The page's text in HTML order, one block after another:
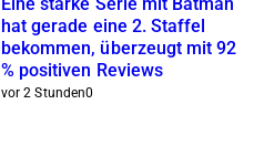
hat gerade eine 2. Staffel
bekommen, überzeugt mit 92
% positiven Reviews
vor 2 Stunden0